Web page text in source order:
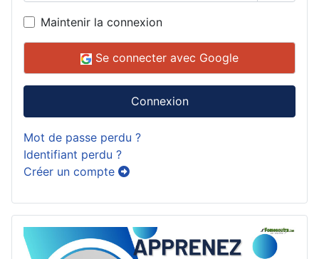
Maintenir la connexion
Se connecter avec Google
Connexion
Mot de passe perdu ?
Identifiant perdu ?
Créer un compte